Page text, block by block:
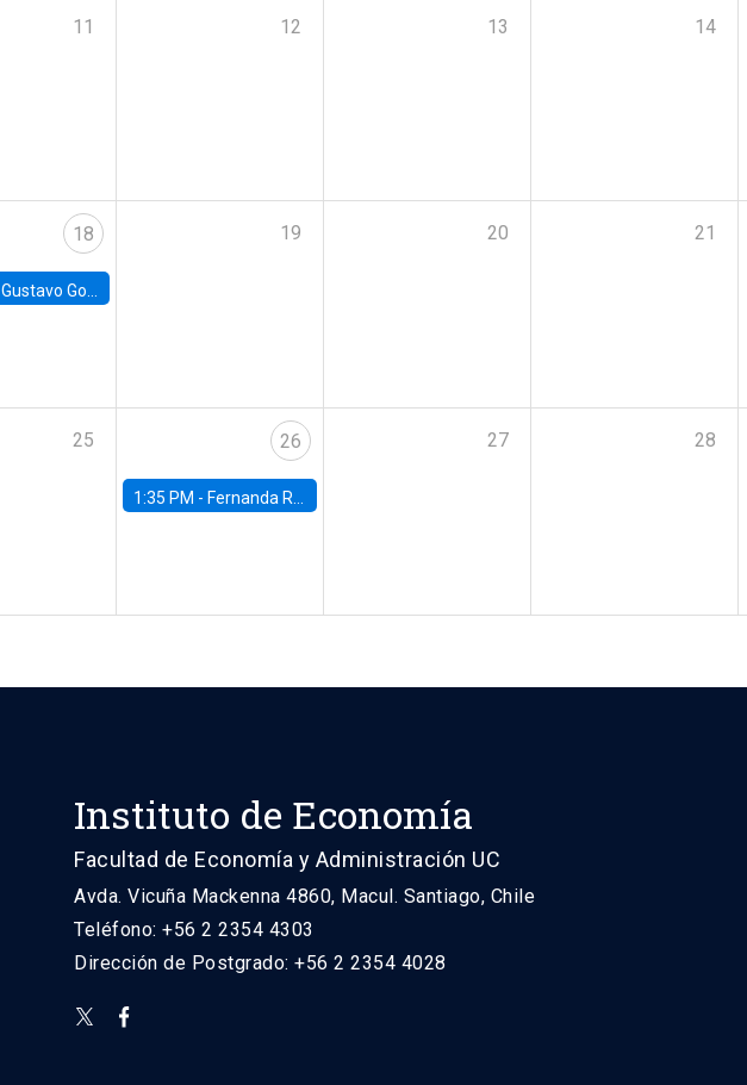
11 12 13 14
18
Gustavo González, Banco Central de Chile
19 20 21
25 26
1:35 PM - Fernanda Rojas Ampuero, University of Wisconsin-Madison
27 28
Instituto de Economía
Facultad de Economía y Administración UC
Avda. Vicuña Mackenna 4860, Macul. Santiago, Chile
Teléfono: +56 2 2354 4303
Dirección de Postgrado: +56 2 2354 4028